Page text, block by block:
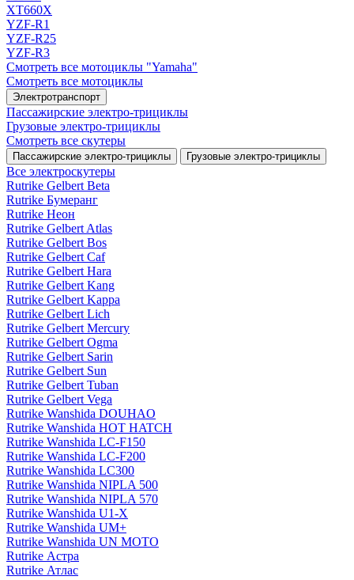
XT660X
YZF-R1
YZF-R25
YZF-R3
Смотреть все мотоциклы "Yamaha"
Смотреть все мотоциклы
Электротранспорт
Пассажирские электро‑трициклы
Грузовые электро‑трициклы
Смотреть все скутеры
Пассажирские электро‑трициклы Грузовые электро‑трициклы
Все электро­скутеры
Rutrike Gelbert Beta
Rutrike Бумеранг
Rutrike Неон
Rutrike Gelbert Atlas
Rutrike Gelbert Bos
Rutrike Gelbert Caf
Rutrike Gelbert Hara
Rutrike Gelbert Kang
Rutrike Gelbert Kappa
Rutrike Gelbert Lich
Rutrike Gelbert Mercury
Rutrike Gelbert Ogma
Rutrike Gelbert Sarin
Rutrike Gelbert Sun
Rutrike Gelbert Tuban
Rutrike Gelbert Vega
Rutrike Wanshida DOUHAO
Rutrike Wanshida HOT HATCH
Rutrike Wanshida LC-F150
Rutrike Wanshida LC-F200
Rutrike Wanshida LC300
Rutrike Wanshida NIPLA 500
Rutrike Wanshida NIPLA 570
Rutrike Wanshida U1-X
Rutrike Wanshida UM+
Rutrike Wanshida UN MOTO
Rutrike Астра
Rutrike Атлас